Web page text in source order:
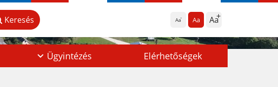
Aa Aa Aa
Keresés
Ügyintézés Elérhetőségek